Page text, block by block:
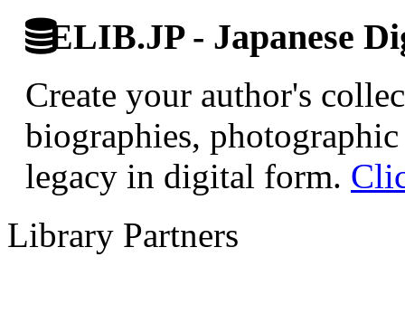
ELIB.JP - Japanese
Create your author's
biographies,
legacy in digital form.
Library Partners